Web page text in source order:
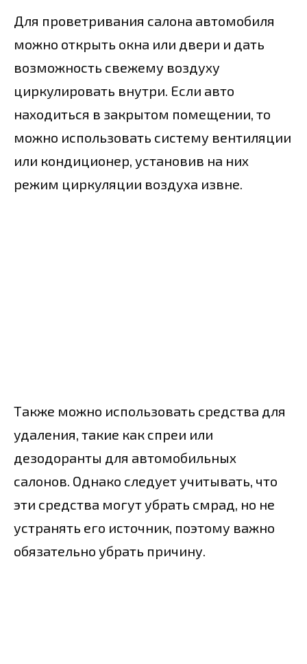
Для проветривания салона автомобиля
можно открыть окна или двери и дать
возможность свежему воздуху
циркулировать внутри. Если авто
находиться в закрытом помещении, то
можно использовать систему вентиляции
или кондиционер, установив на них
режим циркуляции воздуха извне.
Также можно использовать средства для
удаления, такие как спреи или
дезодоранты для автомобильных
салонов. Однако следует учитывать, что
эти средства могут убрать смрад, но не
устранять его источник, поэтому важно
обязательно убрать причину.